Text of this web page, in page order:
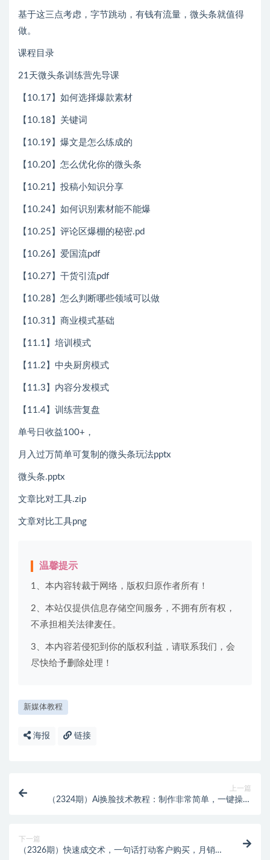
基于这三点考虑，字节跳动，有钱有流量，微头条就值得
做。
课程目录
21天微头条训练营先导课
【10.17】如何选择爆款素材
【10.18】关键词
【10.19】爆文是怎么练成的
【10.20】怎么优化你的微头条
【10.21】投稿小知识分享
【10.24】如何识别素材能不能爆
【10.25】评论区爆棚的秘密.pd
【10.26】爱国流pdf
【10.27】干货引流pdf
【10.28】怎么判断哪些领域可以做
【10.31】商业模式基础
【11.1】培训模式
【11.2】中央厨房模式
【11.3】内容分发模式
【11.4】训练营复盘
单号日收益100+，
月入过万简单可复制的微头条玩法pptx
微头条.pptx
文章比对工具.zip
文章对比工具png
温馨提示
1、本内容转裁于网络，版权归原作者所有！
2、本站仅提供信息存储空间服务，不拥有所有权，
不承担相关法律麦任。
3、本内容若侵犯到你的版权利益，请联系我们，会
尽快给予删除处理！
新媒体教程
海报 链接
上一篇
（2324期）Ai换脸技术教程：制作非常简单，一键操作
下一篇
（2326期）快速成交术，一句话打动客户购买，月销